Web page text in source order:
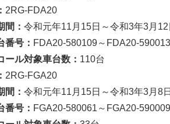
2RG-FDA20
間： 令和元年11月15日～令和3年3月12
号： FDA20-580109～FDA20-590013
ル対象車台数： 110台
2RG-FGA20
間： 令和元年11月15日～令和3年3月8日
号： FGA20-580061～FGA20-590009